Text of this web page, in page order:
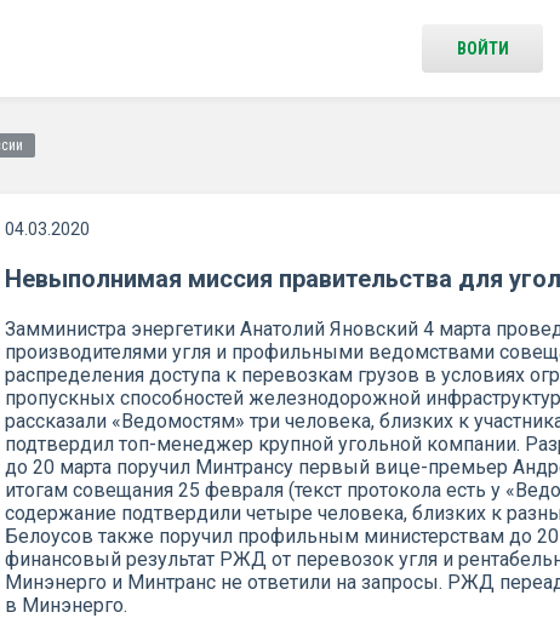
ВОЙТИ
04.03.2020
Невыполнимая миссия правительства для
Замминистра энергетики Анатолий Яновский 4 марта
производителями угля и профильными ведомствами
распределения доступа к перевозкам грузов в условиях
пропускных способностей железнодорожной
рассказали «Ведомостям» три человека, близких к
подтвердил топ-менеджер крупной угольной компании.
до 20 марта поручил Минтрансу первый вице-премьер
итогам совещания 25 февраля (текст протокола есть у
содержание подтвердили четыре человека, близких к
Белоусов также поручил профильным министерствам до 20
финансовый результат РЖД от перевозок угля и
Минэнерго и Минтранс не ответили на запросы. РЖД
в Минэнерго.